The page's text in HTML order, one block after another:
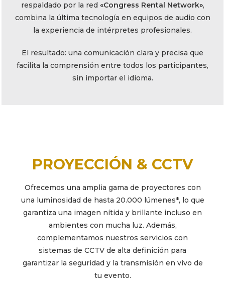
respaldado por la red «Congress Rental Network»,
combina la última tecnología en equipos de audio con
la experiencia de intérpretes profesionales.
El resultado: una comunicación clara y precisa que
facilita la comprensión entre todos los participantes,
sin importar el idioma.
PROYECCIÓN & CCTV
Ofrecemos una amplia gama de proyectores con
una luminosidad de hasta 20.000 lúmenes*, lo que
garantiza una imagen nítida y brillante incluso en
ambientes con mucha luz. Además,
complementamos nuestros servicios con
sistemas de CCTV de alta definición para
garantizar la seguridad y la transmisión en vivo de
tu evento.